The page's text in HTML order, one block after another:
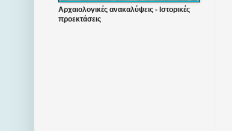
Αρχαιολογικές ανακαλύψεις - Ιστορικές
προεκτάσεις